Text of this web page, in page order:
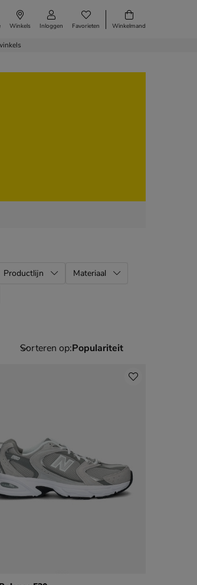
Winkels Inloggen Favorieten Winkelmand
Productlijn
Materiaal
Sorteren op: